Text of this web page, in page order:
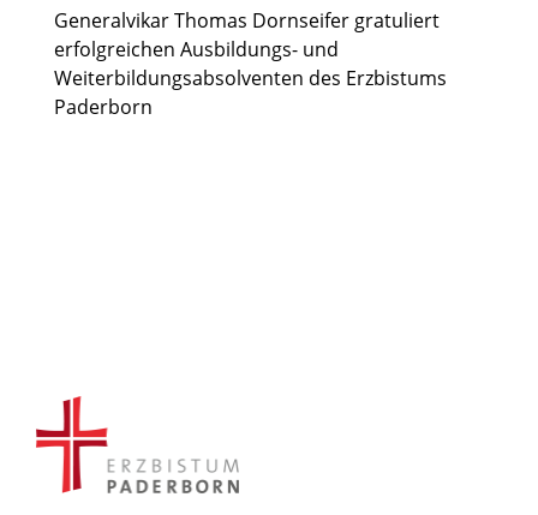
Generalvikar Thomas Dornseifer gratuliert
erfolgreichen Ausbildungs- und
Weiterbildungsabsolventen des Erzbistums
Paderborn